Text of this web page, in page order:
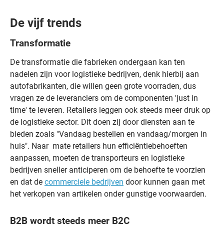
De vijf trends
Transformatie
De transformatie die fabrieken ondergaan kan ten
nadelen zijn voor logistieke bedrijven, denk hierbij aan
autofabrikanten, die willen geen grote voorraden, dus
vragen ze de leveranciers om de componenten 'just in
time' te leveren. Retailers leggen ook steeds meer druk op
de logistieke sector. Dit doen zij door diensten aan te
bieden zoals "Vandaag bestellen en vandaag/morgen in
huis". Naar mate retailers hun efficiëntiebehoeften
aanpassen, moeten de transporteurs en logistieke
bedrijven sneller anticiperen om de behoefte te voorzien
en dat de commerciele bedrijven door kunnen gaan met
het verkopen van artikelen onder gunstige voorwaarden.
B2B wordt steeds meer B2C